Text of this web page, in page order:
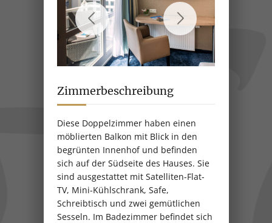
Zimmerbeschreibung
Diese Doppelzimmer haben einen
möblierten Balkon mit Blick in den
begrünten Innenhof und befinden
sich auf der Südseite des Hauses. Sie
sind ausgestattet mit Satelliten-Flat-
TV, Mini-Kühlschrank, Safe,
Schreibtisch und zwei gemütlichen
Sesseln. Im Badezimmer befindet sich